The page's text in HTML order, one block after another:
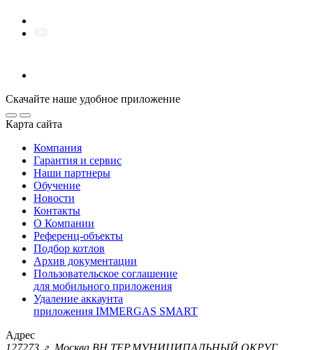
Скачайте наше удобное приложение
Карта сайта
Компания
Гарантия и сервис
Наши партнеры
Обучение
Новости
Контакты
О Компании
Референц-объекты
Подбор котлов
Архив документации
Пользовательское соглашение
для мобильного приложения
Удаление аккаунта
приложения IMMERGAS SMART
Адрес
127273, г. Москва ВН.ТЕР.МУНИЦИПАЛЬНЫЙ ОКРУГ